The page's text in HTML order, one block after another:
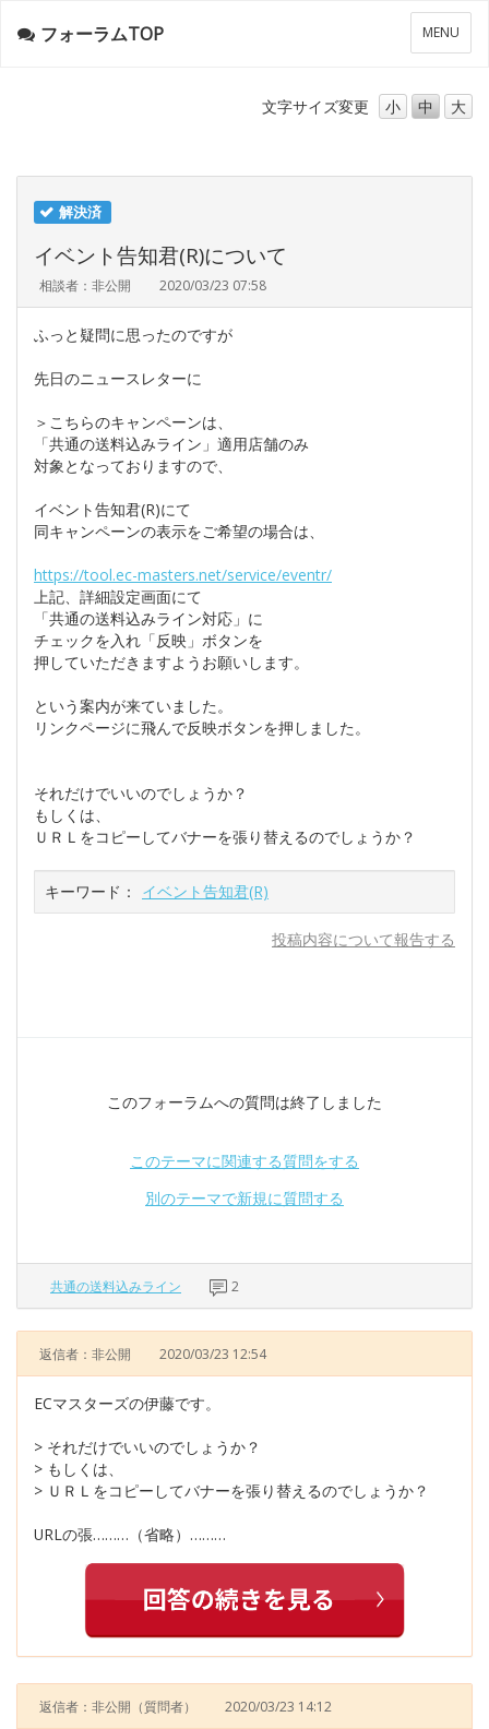
メ
ニ
ー
MENU
フォーラムTOP
文字サイズ変更 小 中 大
解決済
イベント告知君(R)について
相談者：非公開 2020/03/23 07:58
ふっと疑問に思ったのですが
先日のニュースレターに
＞こちらのキャンペーンは、
「共通の送料込みライン」適用店舗のみ
対象となっておりますので、
イベント告知君(R)にて
同キャンペーンの表示をご希望の場合は、
https://tool.ec-masters.net/service/eventr/
上記、詳細設定画面にて
「共通の送料込みライン対応」に
チェックを入れ「反映」ボタンを
押していただきますようお願いします。
という案内が来ていました。
リンクページに飛んで反映ボタンを押しました。
それだけでいいのでしょうか？
もしくは、
ＵＲＬをコピーしてバナーを張り替えるのでしょうか？
キーワード： イベント告知君(R)
投稿内容について報告する
このフォーラムへの質問は終了しました
このテーマに関連する質問をする
別のテーマで新規に質問する
共通の送料込みライン 2
返信者：非公開 2020/03/23 12:54
ECマスターズの伊藤です。
> それだけでいいのでしょうか？
> もしくは、
> ＵＲＬをコピーしてバナーを張り替えるのでしょうか？
URLの張………（省略）………
返信者：非公開 （質問者） 2020/03/23 14:12